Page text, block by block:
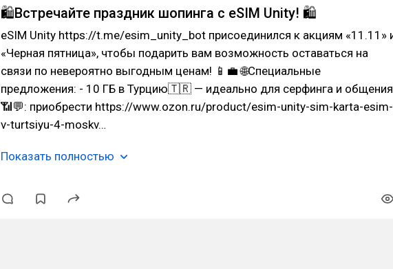
🛍️Встречайте праздник шопинга с eSIM Unity! 🛍️
eSIM Unity https://t.me/esim_unity_bot присоединился к акциям «11.11»
«Черная пятница», чтобы подарить вам возможность оставаться на
связи по невероятно выгодным ценам! 📱💼 🌐Специальные
предложения: - 10 ГБ в Турцию🇹🇷 — идеально для серфинга и общения
📶💬: приобрести https://www.ozon.ru/product/esim-unity-sim-karta-esim-
v-turtsiyu-4-moskv…
Показать полностью